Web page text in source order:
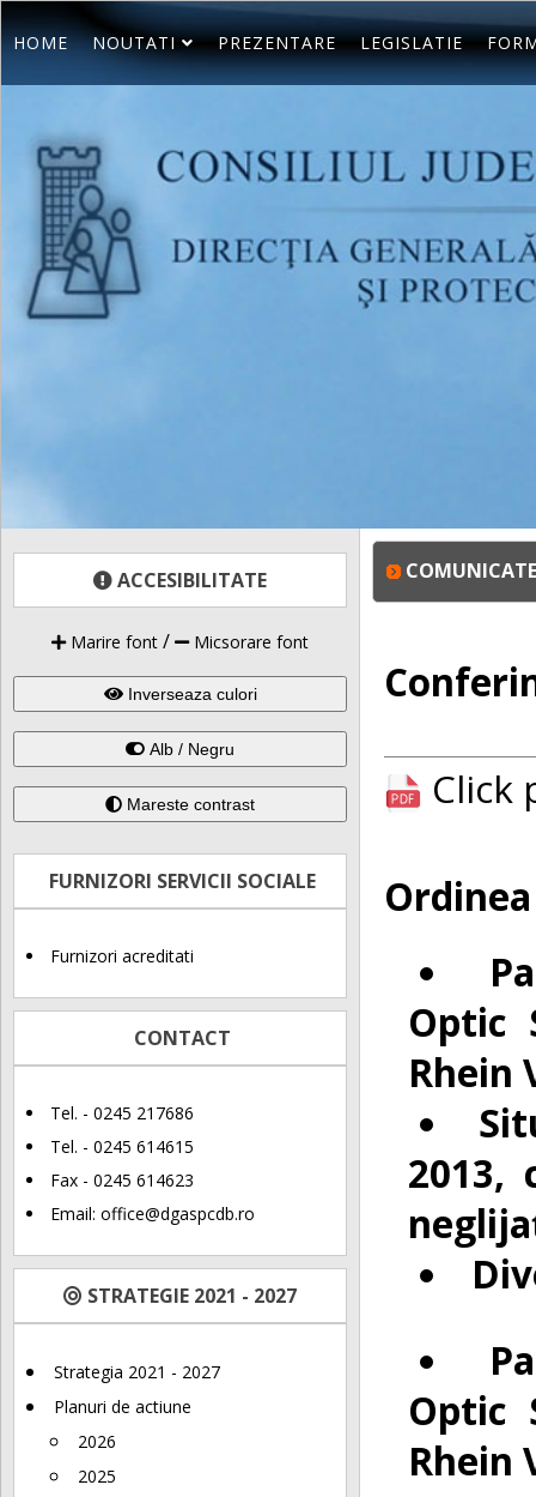
HOME NOUTATI PREZENTARE LEGISLATIE
ACCESIBILITATE
Marire font / Micsorare font
Inverseaza culori
Alb / Negru
Mareste contrast
FURNIZORI SERVICII SOCIALE
Furnizori acreditati
CONTACT
Tel. - 0245 217686
Tel. - 0245 614615
Fax - 0245 614623
Email: office@dgaspcdb.ro
STRATEGIE 2021 - 2027
Strategia 2021 - 2027
Planuri de actiune
2026
2025
Click
Optic
Rhein
2013,
Optic
Rhein